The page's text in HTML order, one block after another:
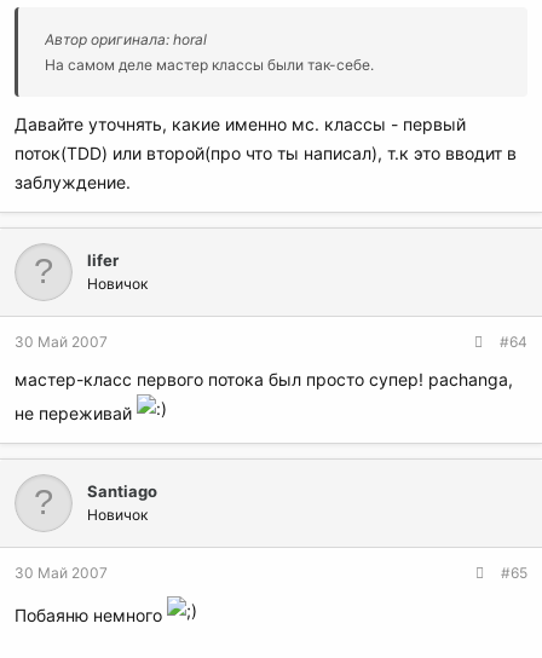
Автор оригинала: horal
На самом деле мастер классы были так-себе.
Давайте уточнять, какие именно мс. классы - первый
поток(TDD) или второй(про что ты написал), т.к это вводит в
заблуждение.
lifer
Новичок
30 Май 2007 #64
мастер-класс первого потока был просто супер! pachanga,
не переживай
Santiago
Новичок
30 Май 2007 #65
Побаяню немного